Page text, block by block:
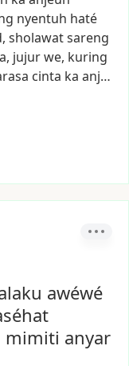
nyentuh haté
sholawatsareng
jujurwe, kuring
cinta ka anj…
awéwé
mimiti anyar